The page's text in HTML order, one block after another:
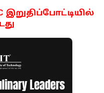
இறுதிப்போட்டியில்